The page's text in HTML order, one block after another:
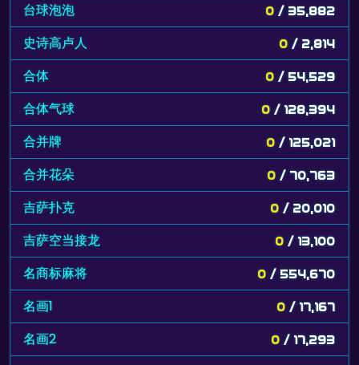
台球泡泡 0 / 35,882
史诗高卢人 0 / 2,814
合体 0 / 54,529
合体气球 0 / 128,394
合并牌 0 / 125,021
合并花朵 0 / 70,763
吉萨扑克 0 / 20,010
吉萨空当接龙 0 / 13,100
名商标麻将 0 / 554,670
名画1 0 / 17,167
名画2 0 / 17,293